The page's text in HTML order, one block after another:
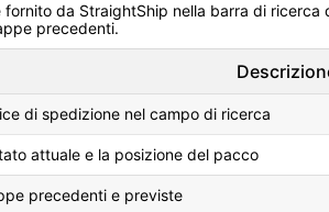
da StraightShip nella barra di
precedenti.
di spedizione nel campo di ricerca
attuale e la posizione del pacco
precedenti e previste